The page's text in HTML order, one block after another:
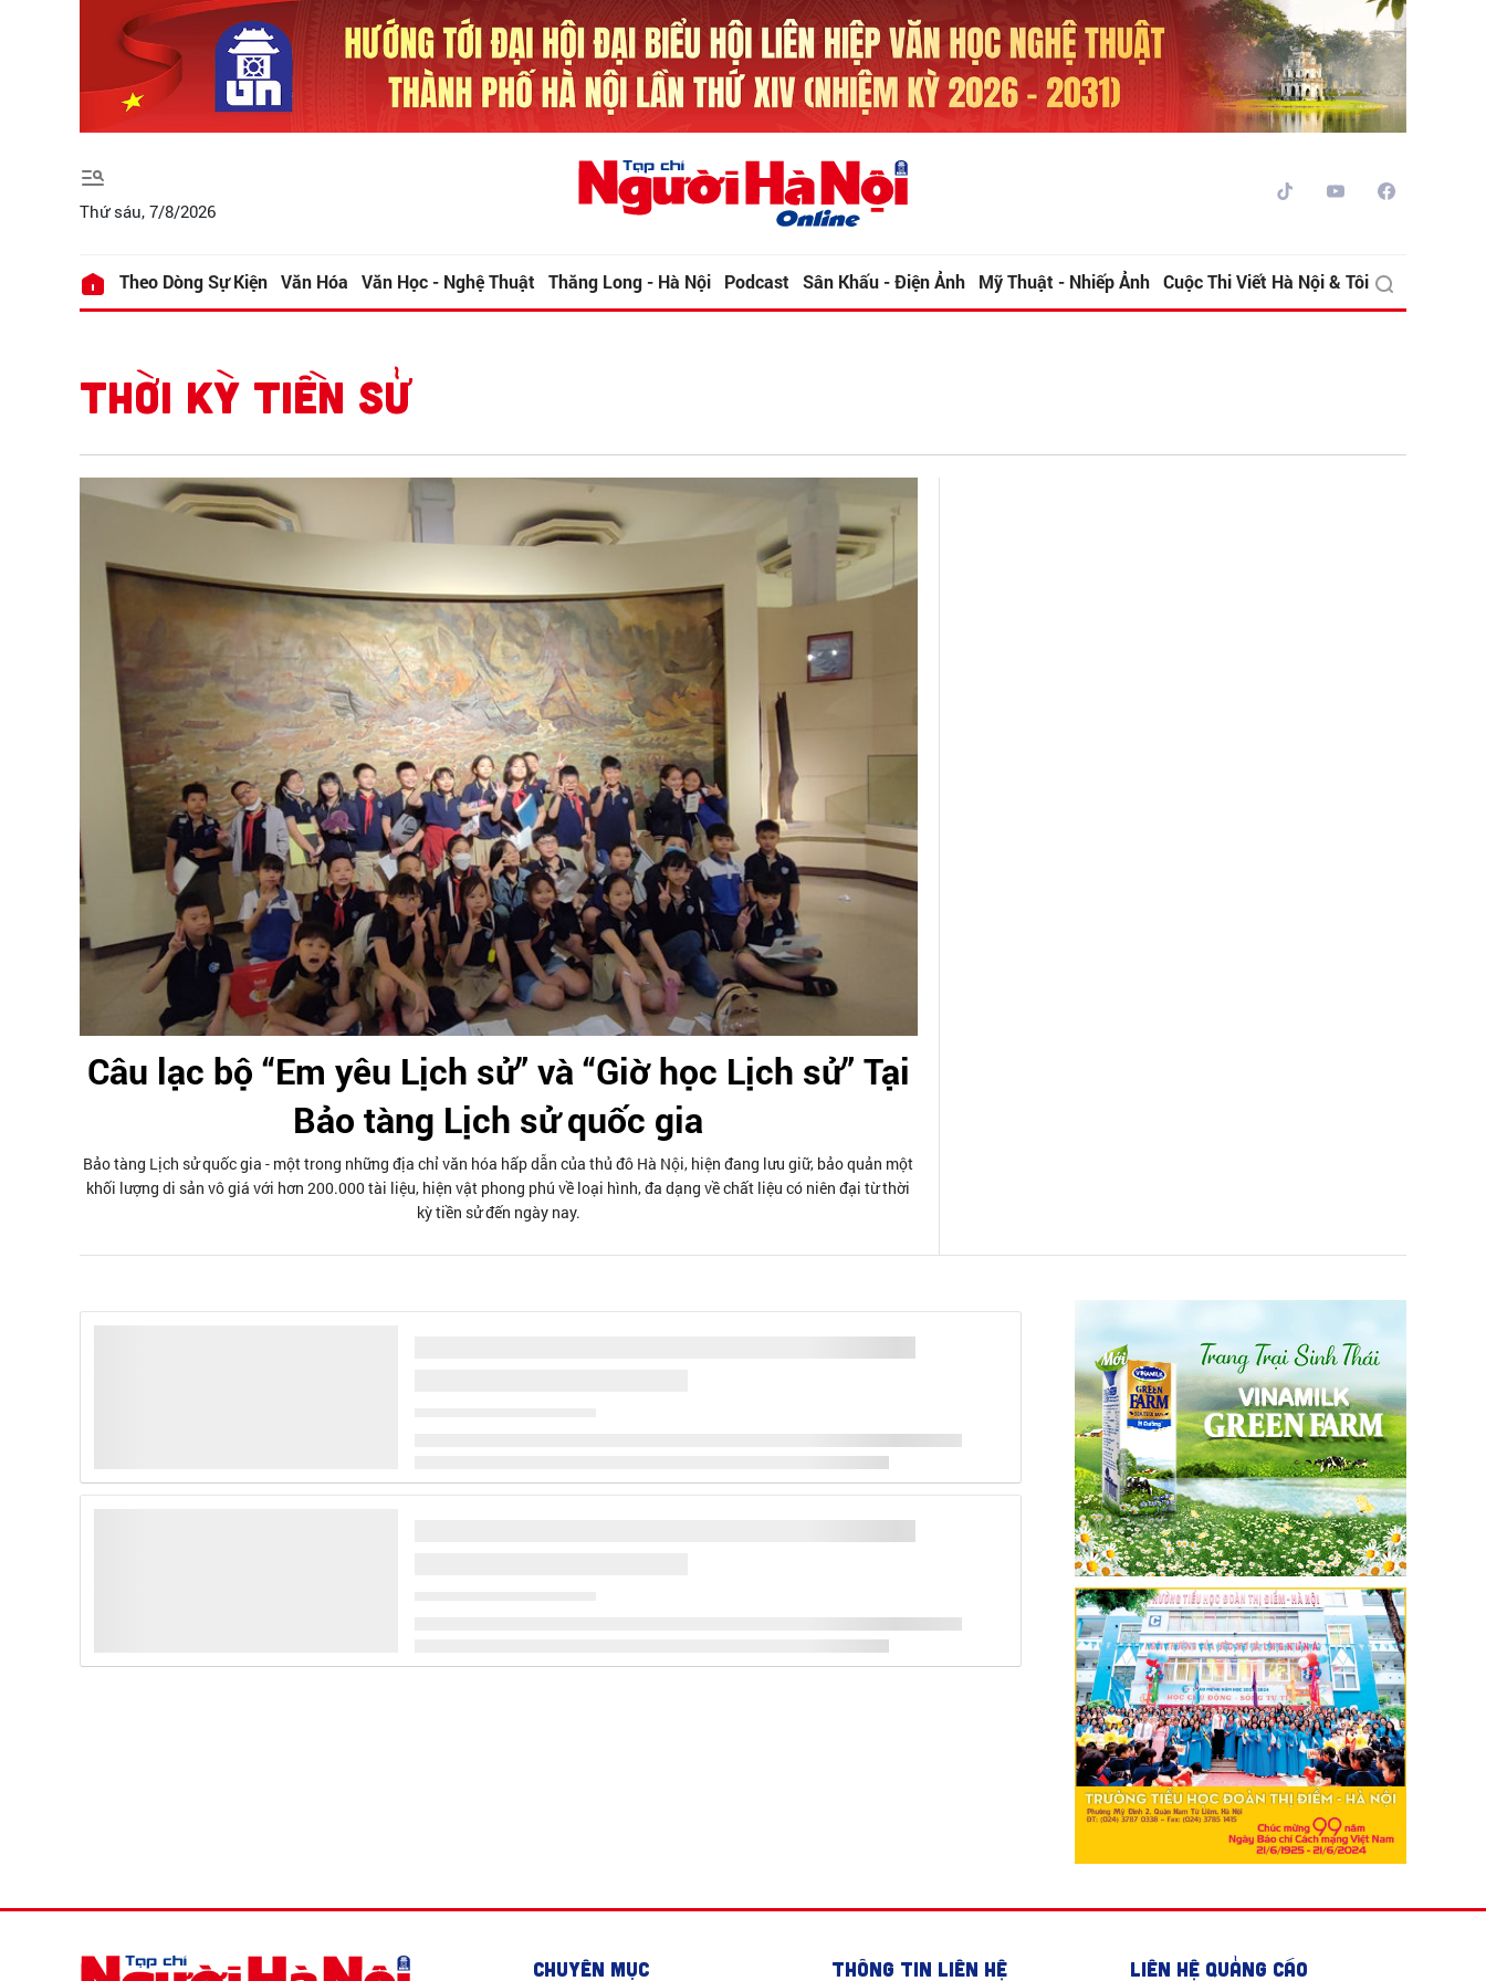
Thứ sáu, 7/8/2026
Theo Dòng Sự Kiện Văn Hóa Văn Học - Nghệ Thuật Thăng Long - Hà Nội Podcast Sân Khấu - Điện Ảnh Mỹ Thuật - Nhiếp Ảnh Cuộc Thi Viết Hà Nội & Tôi
THỜI KỲ TIỀN SỬ
Câu lạc bộ “Em yêu Lịch sử” và “Giờ học Lịch sử” Tại
Bảo tàng Lịch sử quốc gia
Bảo tàng Lịch sử quốc gia - một trong những địa chỉ văn hóa hấp dẫn của thủ đô Hà Nội, hiện đang lưu giữ, bảo quản một
khối lượng di sản vô giá với hơn 200.000 tài liệu, hiện vật phong phú về loại hình, đa dạng về chất liệu có niên đại từ thời
kỳ tiền sử đến ngày nay.
CHUYÊN MỤC THÔNG TIN LIÊN HỆ LIÊN HỆ QUẢNG CÁO